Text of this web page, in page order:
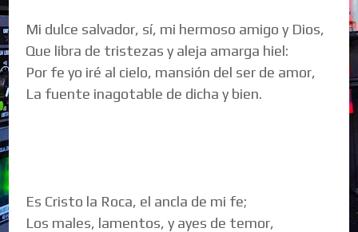
Mi dulce salvador, sí, mi hermoso amigo y Dios,
Que libra de tristezas y aleja amarga hiel:
Por fe yo iré al cielo, mansión del ser de amor,
La fuente inagotable de dicha y bien.
Es Cristo la Roca, el ancla de mi fe;
Los males, lamentos, y ayes de temor,